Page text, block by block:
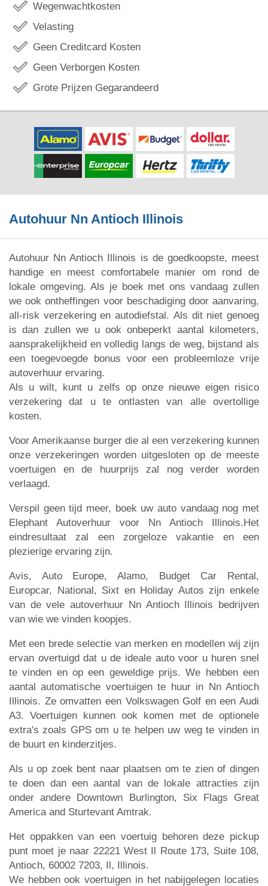
Wegenwachtkosten
Velasting
Geen Creditcard Kosten
Geen Verborgen Kosten
Grote Prijzen Gegarandeerd
Autohuur Nn Antioch Illinois
Autohuur Nn Antioch Illinois is de goedkoopste, meest
handige en meest comfortabele manier om rond de
lokale omgeving. Als je boek met ons vandaag zullen
we ook ontheffingen voor beschadiging door aanvaring,
all-risk verzekering en autodiefstal. Als dit niet genoeg
is dan zullen we u ook onbeperkt aantal kilometers,
aansprakelijkheid en volledig langs de weg, bijstand als
een toegevoegde bonus voor een probleemloze vrije
autoverhuur ervaring.
Als u wilt, kunt u zelfs op onze nieuwe eigen risico
verzekering dat u te ontlasten van alle overtollige
kosten.
Voor Amerikaanse burger die al een verzekering kunnen
onze verzekeringen worden uitgesloten op de meeste
voertuigen en de huurprijs zal nog verder worden
verlaagd.
Verspil geen tijd meer, boek uw auto vandaag nog met
Elephant Autoverhuur voor Nn Antioch Illinois.Het
eindresultaat zal een zorgeloze vakantie en een
plezierige ervaring zijn.
Avis, Auto Europe, Alamo, Budget Car Rental,
Europcar, National, Sixt en Holiday Autos zijn enkele
van de vele autoverhuur Nn Antioch Illinois bedrijven
van wie we vinden koopjes.
Met een brede selectie van merken en modellen wij zijn
ervan overtuigd dat u de ideale auto voor u huren snel
te vinden en op een geweldige prijs. We hebben een
aantal automatische voertuigen te huur in Nn Antioch
Illinois. Ze omvatten een Volkswagen Golf en een Audi
A3. Voertuigen kunnen ook komen met de optionele
extra's zoals GPS om u te helpen uw weg te vinden in
de buurt en kinderzitjes.
Als u op zoek bent naar plaatsen om te zien of dingen
te doen dan een aantal van de lokale attracties zijn
onder andere Downtown Burlington, Six Flags Great
America and Sturtevant Amtrak.
Het oppakken van een voertuig behoren deze pickup
punt moet je naar 22221 West Il Route 173, Suite 108,
Antioch, 60002 7203, Il, Illinois.
We hebben ook voertuigen in het nabijgelegen locaties